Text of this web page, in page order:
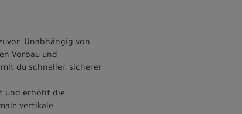
Unabhängig von
Vorbau und
du schneller, sicherer
und erhöht die
vertikale